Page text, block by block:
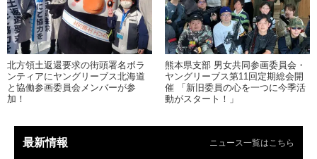
北方領土返還要求の街頭署名ボラ
ンティアにヤングリーブス北海道
と協働参画委員会メンバーが参
加！
熊本県支部 男女共同参画委員会・
ヤングリーブス第11回定期総会開
催 「新旧委員の心を一つに今季活
動がスタート！」
最新情報 ニュース一覧はこちら